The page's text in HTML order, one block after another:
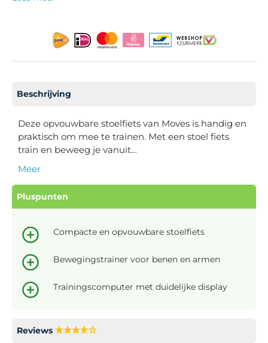
Beschrijving
Deze opvouwbare stoelfiets van Moves is handig en
praktisch om mee te trainen. Met een stoel fiets
train en beweeg je vanuit…
Meer
Pluspunten
Compacte en opvouwbare stoelfiets
Bewegingstrainer voor benen en armen
Trainingscomputer met duidelijke display
Reviews